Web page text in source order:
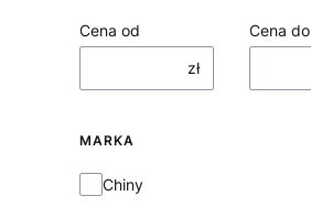
Cena od
zł
Cena do
MARKA
Marka
Chiny